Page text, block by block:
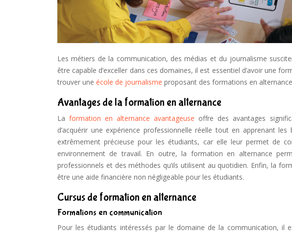
Les métiers de la communication, des médias et du journalisme
être capable d’exceller dans ces domaines, il est essentiel d’avoir une
trouver une école de journalisme proposant des formations en
Avantages de la formation en alternance
Laformation en alternance avantageuse offre des avantages
d’acquérir une expérience professionnelle réelle tout en apprenant
extrêmement précieuse pour les étudiants, car elle leur permet de
environnement de travail. En outre, la formation en alternance
professionnels et des méthodes qu’ils utilisent au quotidien. Enfin, la
être une aide financière non négligeable pour les étudiants.
Cursus de formation en alternance
Formations en communication
Pour les étudiants intéressés par le domaine de la communication, il